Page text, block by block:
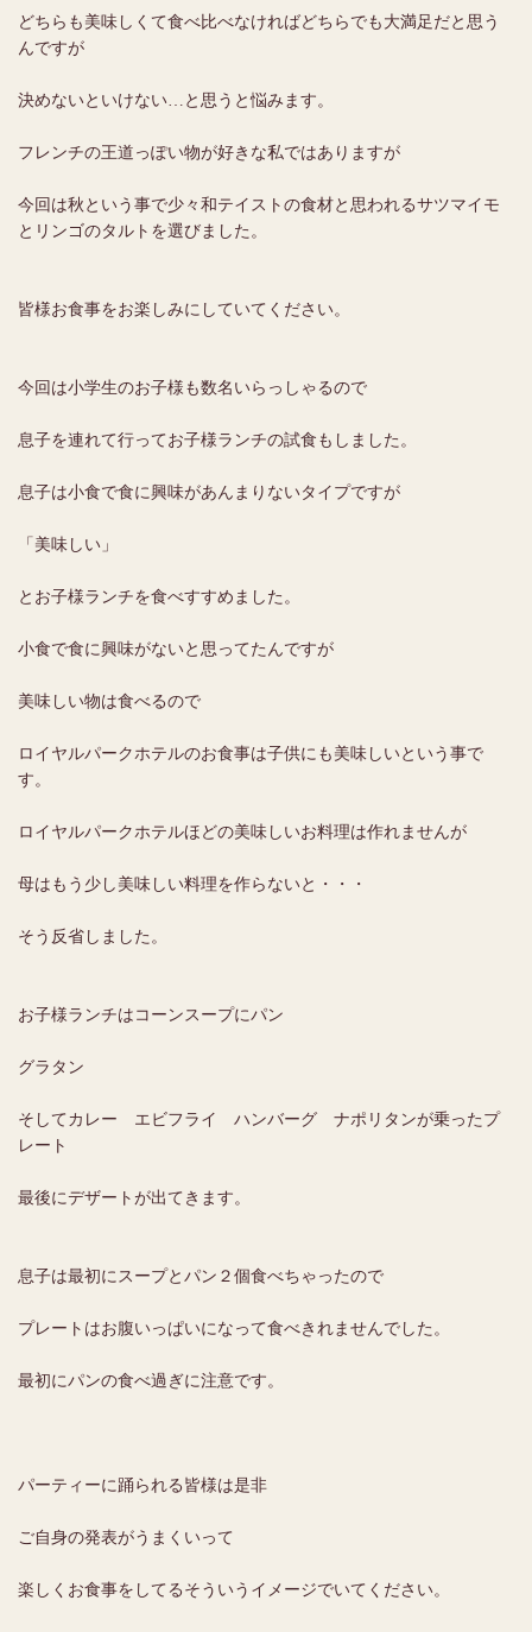
どちらも美味しくて食べ比べなければどちらでも大満足だと思う
んですが
決めないといけない…と思うと悩みます。
フレンチの王道っぽい物が好きな私ではありますが
今回は秋という事で少々和テイストの食材と思われるサツマイモ
とリンゴのタルトを選びました。
皆様お食事をお楽しみにしていてください。
今回は小学生のお子様も数名いらっしゃるので
息子を連れて行ってお子様ランチの試食もしました。
息子は小食で食に興味があんまりないタイプですが
「美味しい」
とお子様ランチを食べすすめました。
小食で食に興味がないと思ってたんですが
美味しい物は食べるので
ロイヤルパークホテルのお食事は子供にも美味しいという事で
す。
ロイヤルパークホテルほどの美味しいお料理は作れませんが
母はもう少し美味しい料理を作らないと・・・
そう反省しました。
お子様ランチはコーンスープにパン
グラタン
そしてカレー エビフライ ハンバーグ ナポリタンが乗ったプ
レート
最後にデザートが出てきます。
息子は最初にスープとパン２個食べちゃったので
プレートはお腹いっぱいになって食べきれませんでした。
最初にパンの食べ過ぎに注意です。
パーティーに踊られる皆様は是非
ご自身の発表がうまくいって
楽しくお食事をしてるそういうイメージでいてください。